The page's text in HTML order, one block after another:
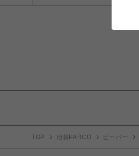
TOP 池袋PARCO ビーバー